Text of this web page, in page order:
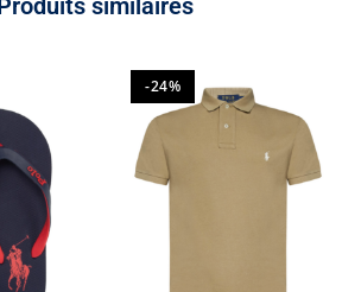
Produits similaires
-24%